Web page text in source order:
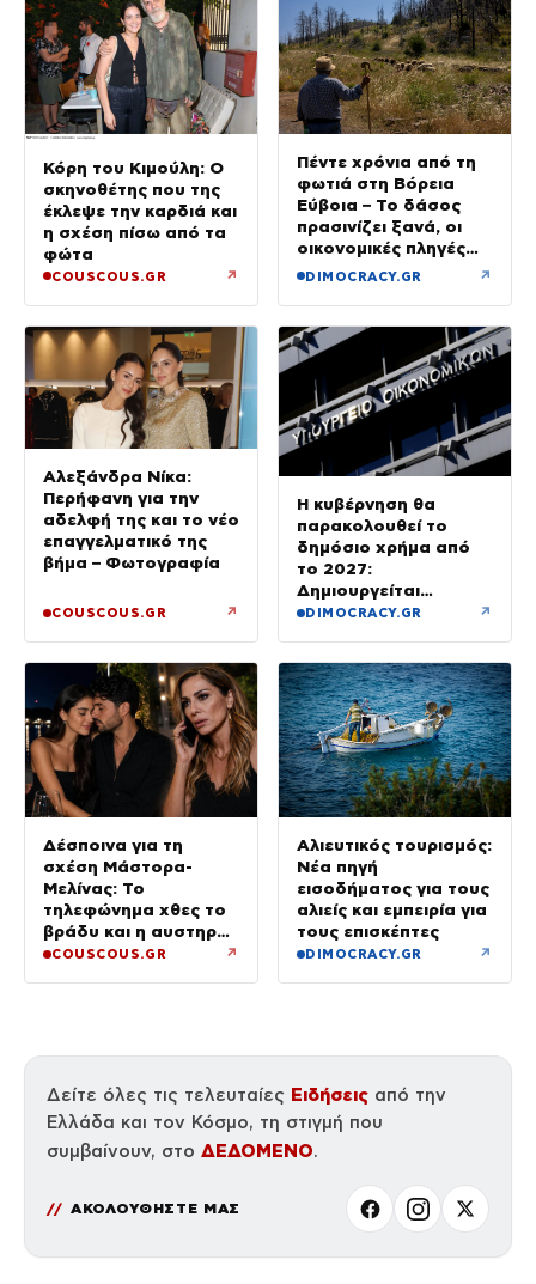
Κόρη του Κιμούλη: Ο
σκηνοθέτης που της
έκλεψε την καρδιά και
η σχέση πίσω από τα
φώτα
COUSCOUS.GR ↗
Πέντε χρόνια από τη
φωτιά στη Βόρεια
Εύβοια – Το δάσος
πρασινίζει ξανά, οι
οικονομικές πληγές
παραμένουν
DIMOCRACY.GR ↗
Αλεξάνδρα Νίκα:
Περήφανη για την
αδελφή της και το νέο
επαγγελματικό της
βήμα – Φωτογραφία
COUSCOUS.GR ↗
Η κυβέρνηση θα
παρακολουθεί το
δημόσιο χρήμα από
το 2027:
Δημιουργείται
ψηφιακή ταυτότητα
DIMOCRACY.GR ↗
Δέσποινα για τη
σχέση Μάστορα-
Μελίνας: Το
τηλεφώνημα χθες το
βράδυ και η αυστηρή
προειδοποίηση
COUSCOUS.GR ↗
Αλιευτικός τουρισμός:
Νέα πηγή
εισοδήματος για τους
αλιείς και εμπειρία για
τους επισκέπτες
DIMOCRACY.GR ↗
Δείτε όλες τις τελευταίες Ειδήσεις από την
Ελλάδα και τον Κόσμο, τη στιγμή που
συμβαίνουν, στο ΔΕΔΟΜΕΝΟ.
ΑΚΟΛΟΥΘΗΣΤΕ ΜΑΣ